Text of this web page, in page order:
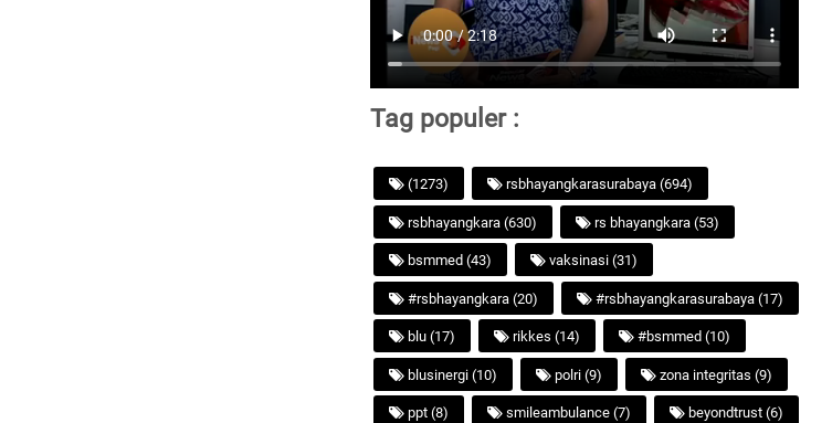
Tag populer :
(1273) rsbhayangkarasurabaya (694)
rsbhayangkara (630) rs bhayangkara (53)
bsmmed (43) vaksinasi (31)
#rsbhayangkara (20) #rsbhayangkarasurabaya (17)
blu (17) rikkes (14) #bsmmed (10)
blusinergi (10) polri (9) zona integritas (9)
ppt (8) smileambulance (7) beyondtrust (6)